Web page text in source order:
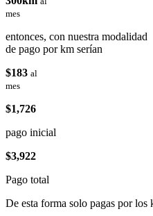
mes
entonces, con nuestra modalidad
de pago por km serían
$183 al
mes
$1,726
pago inicial
$3,922
Pago total
De esta forma solo pagas por los